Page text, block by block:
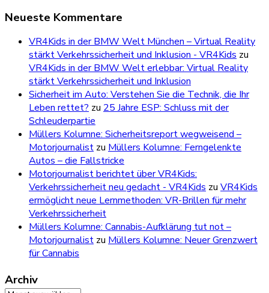
Neueste Kommentare
VR4Kids in der BMW Welt München – Virtual Reality
stärkt Verkehrssicherheit und Inklusion - VR4Kids zu
VR4Kids in der BMW Welt erlebbar: Virtual Reality
stärkt Verkehrssicherheit und Inklusion
Sicherheit im Auto: Verstehen Sie die Technik, die Ihr
Leben rettet? zu 25 Jahre ESP: Schluss mit der
Schleuderpartie
Müllers Kolumne: Sicherheitsreport wegweisend –
Motorjournalist zu Müllers Kolumne: Ferngelenkte
Autos – die Fallstricke
Motorjournalist berichtet über VR4Kids:
Verkehrssicherheit neu gedacht - VR4Kids zu VR4Kids
ermöglicht neue Lernmethoden: VR-Brillen für mehr
Verkehrssicherheit
Müllers Kolumne: Cannabis-Aufklärung tut not –
Motorjournalist zu Müllers Kolumne: Neuer Grenzwert
für Cannabis
Archiv